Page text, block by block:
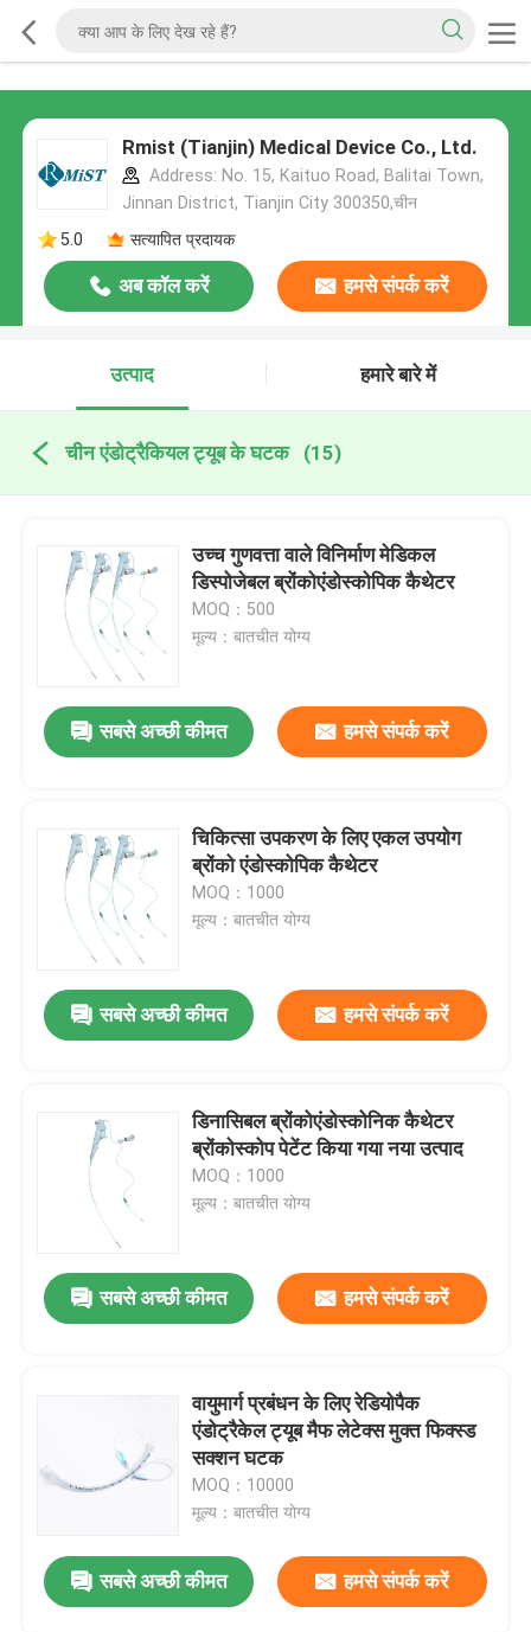
Rmist (Tianjin) Medical Device Co., Ltd.
Address: No. 15, Kaituo Road, Balitai Town,
Jinnan District, Tianjin City 300350,चीन
5.0
सत्यापित प्रदायक
अब कॉल करें हमसे संपर्क करें
उत्पाद हमारे बारे में
चीन एंडोट्रैकियल ट्यूब के घटक (15)
उच्च गुणवत्ता वाले विनिर्माण मेडिकल
डिस्पोजेबल ब्रोंकोएंडोस्कोपिक कैथेटर
MOQ：500
मूल्य：बातचीत योग्य
सबसे अच्छी कीमत हमसे संपर्क करें
चिकित्सा उपकरण के लिए एकल उपयोग
ब्रोंको एंडोस्कोपिक कैथेटर
MOQ：1000
मूल्य：बातचीत योग्य
सबसे अच्छी कीमत हमसे संपर्क करें
डिनासिबल ब्रोंकोएंडोस्कोनिक कैथेटर
ब्रोंकोस्कोप पेटेंट किया गया नया उत्पाद
MOQ：1000
मूल्य：बातचीत योग्य
सबसे अच्छी कीमत हमसे संपर्क करें
वायुमार्ग प्रबंधन के लिए रेडियोपैक
एंडोट्रैकेल ट्यूब मैफ लेटेक्स मुक्त फिक्स्ड
सक्शन घटक
MOQ：10000
मूल्य：बातचीत योग्य
सबसे अच्छी कीमत हमसे संपर्क करें